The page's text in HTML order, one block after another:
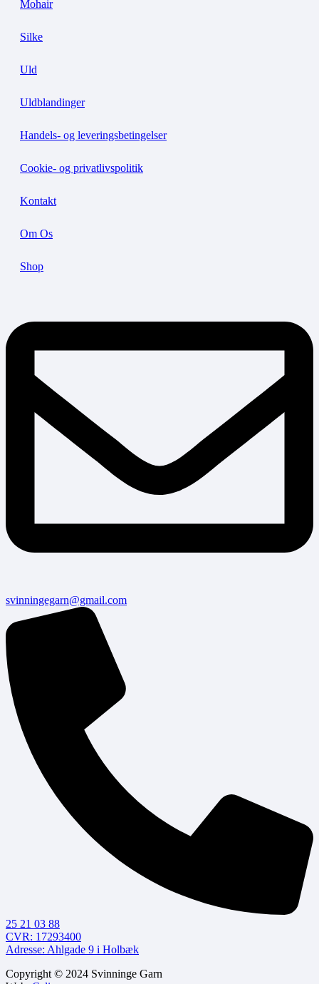
Mohair
Silke
Uld
Uldblandinger
Handels- og leveringsbetingelser
Cookie- og privatlivspolitik
Kontakt
Om Os
Shop
svinningegarn@gmail.com
25 21 03 88
CVR: 17293400
Adresse: Ahlgade 9 i Holbæk
Copyright © 2024 Svinninge Garn